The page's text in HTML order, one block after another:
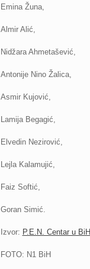
Emina Žuna,
Almir Alić,
Nidžara Ahmetašević,
Antonije Nino Žalica,
Asmir Kujović,
Lamija Begagić,
Elvedin Nezirović,
Lejla Kalamujić,
Faiz Softić,
Goran Simić.
Izvor: P.E.N. Centar u BiH
FOTO: N1 BiH